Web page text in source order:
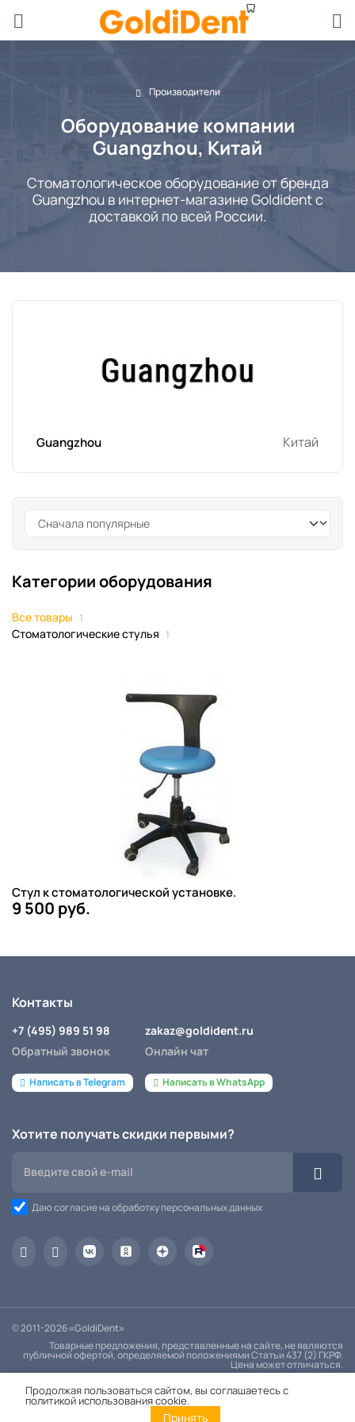
Производители
Оборудование компании
Guangzhou, Китай
Стоматологическое оборудование от бренда
Guangzhou в интернет-магазине Goldident с
доставкой по всей России.
Guangzhou Китай
Категории оборудования
Все товары 1
Стоматологические стулья 1
Стул к стоматологической установке.
9 500 руб.
Контакты
+7 (495) 989 51 98
Обратный звонок
Написать в Telegram
zakaz@goldident.ru
Онлайн чат
Написать в WhatsApp
Хотите получать скидки первыми?
Даю согласие на обработку персональных данных
© 2011-2026 «GoldiDent»
Товарные предложения, представленные на сайте, не являются
публичной офертой, определяемой положениями Статьи 437 (2) ГКРФ.
Цена может отличаться.
Продолжая пользоваться сайтом, вы соглашаетесь с
политикой использования cookie.
Принять